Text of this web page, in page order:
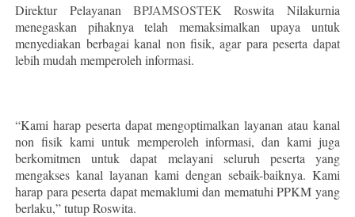
Direktur Pelayanan BPJAMSOSTEK Roswita Nilakurnia
menegaskan pihaknya telah memaksimalkan upaya untuk
menyediakan berbagai kanal non fisik, agar para peserta dapat
lebih mudah memperoleh informasi.
“Kami harap peserta dapat mengoptimalkan layanan atau kanal
non fisik kami untuk memperoleh informasi, dan kami juga
berkomitmen untuk dapat melayani seluruh peserta yang
mengakses kanal layanan kami dengan sebaik-baiknya. Kami
harap para peserta dapat memaklumi dan mematuhi PPKM yang
berlaku,” tutup Roswita.